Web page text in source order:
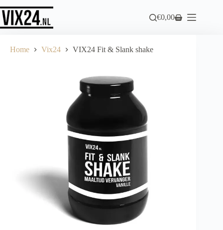
naar
de
inhoud
Winkelwagen
€0,00
Home Vix24 VIX24 Fit & Slank shake